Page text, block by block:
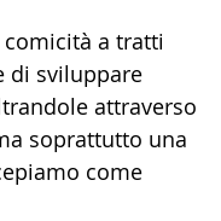
a tratti
di sviluppare
attraverso
soprattutto una
come